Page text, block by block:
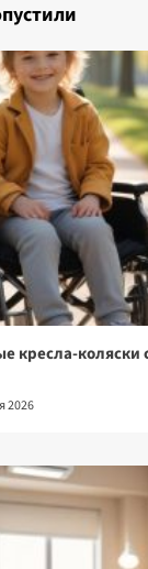
кресла-коляски
2026